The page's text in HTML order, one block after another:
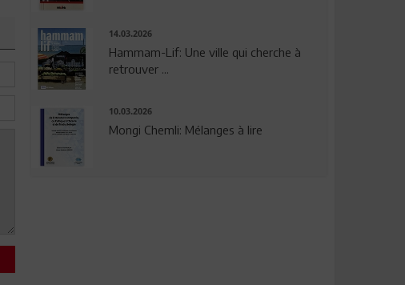
14.03.2026
Hammam-Lif: Une ville qui cherche à
retrouver ...
10.03.2026
Mongi Chemli: Mélanges à lire